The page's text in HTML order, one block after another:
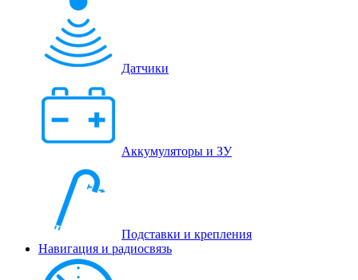
Датчики
Аккумуляторы и ЗУ
Подставки и крепления
Навигация и радиосвязь